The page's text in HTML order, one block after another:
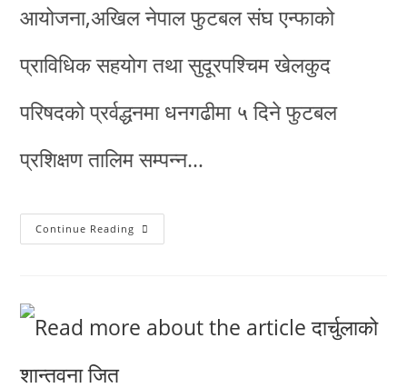
आयोजना,अखिल नेपाल फुटबल संघ एन्फाको
प्राविधिक सहयोग तथा सुदूरपश्चिम खेलकुद
परिषदको प्रर्वद्धनमा धनगढीमा ५ दिने फुटबल
प्रशिक्षण तालिम सम्पन्न…
Continue Reading